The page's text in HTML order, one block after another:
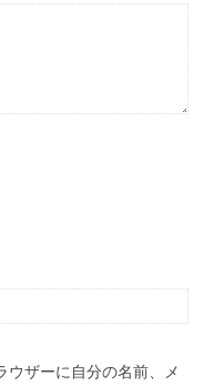
ウザーに自分の名前、メ